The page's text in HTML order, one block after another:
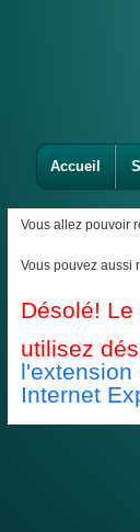
Accueil
Vous allez pouvoir
Vous pouvez aussi
Désolé!
utilisez
l'extension
Internet